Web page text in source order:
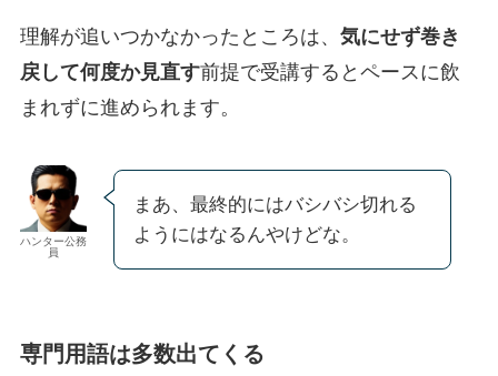
理解が追いつかなかったところは、 気にせず巻き
戻して何度か見直す前提で受講するとペースに飲
まれずに進められます。
ハンター公務
員
まあ、最終的にはバシバシ切れる
ようにはなるんやけどな。
専門用語は多数出てくる